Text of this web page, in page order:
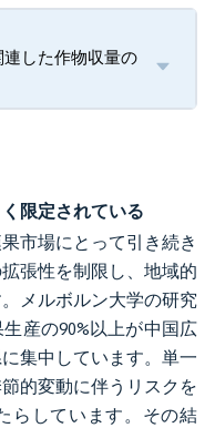
した作物収量の
限定されている
市場にとって引き続き
張性を制限し、地域的
メルボルン大学の研究
産の90%以上が中国広
集中しています。単一
的変動に伴うリスクを
らしています。その結